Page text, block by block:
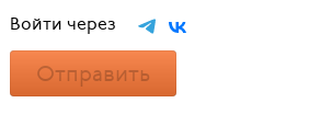
Войти через
Отправить